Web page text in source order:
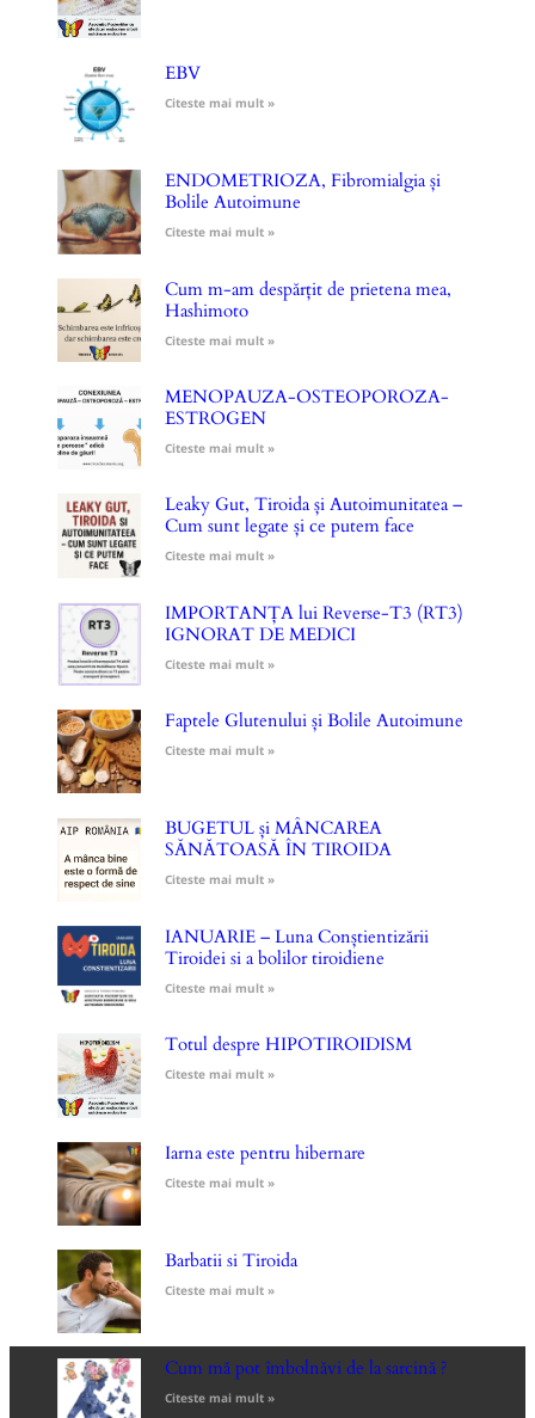
EBV
Citeste mai mult »
ENDOMETRIOZA, Fibromialgia și
Bolile Autoimune
Citeste mai mult »
Cum m-am despărțit de prietena mea,
Hashimoto
Citeste mai mult »
MENOPAUZA-OSTEOPOROZA-
ESTROGEN
Citeste mai mult »
Leaky Gut, Tiroida și Autoimunitatea –
Cum sunt legate și ce putem face
Citeste mai mult »
IMPORTANȚA lui Reverse-T3 (RT3)
IGNORAT DE MEDICI
Citeste mai mult »
Faptele Glutenului și Bolile Autoimune
Citeste mai mult »
BUGETUL și MÂNCAREA
SĂNĂTOASĂ ÎN TIROIDA
Citeste mai mult »
IANUARIE – Luna Conștientizării
Tiroidei si a bolilor tiroidiene
Citeste mai mult »
Totul despre HIPOTIROIDISM
Citeste mai mult »
Iarna este pentru hibernare
Citeste mai mult »
Barbatii si Tiroida
Citeste mai mult »
Cum mă pot îmbolnăvi de la sarcină ?
Citeste mai mult »